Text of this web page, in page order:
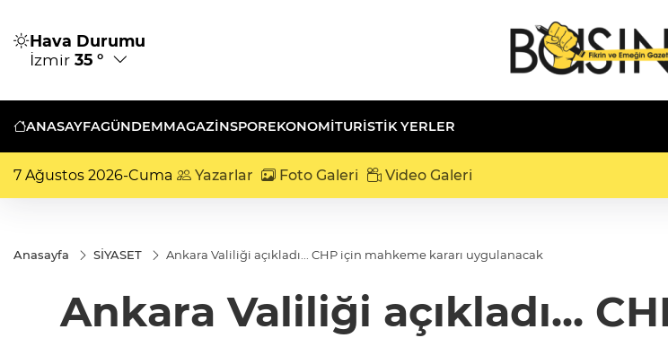
Hava Durumu
İzmir 35 °
ANASAYFAGÜNDEMMAGAZİNSPOREKONOMİTURISTIK YERLER
7 Ağustos 2026-Cuma Yazarlar Foto Galeri Video Galeri
Anasayfa SİYASET Ankara Valiliği açıkladı... CHP için mahkeme kararı uygulanacak
Ankara Valiliği açıkladı...